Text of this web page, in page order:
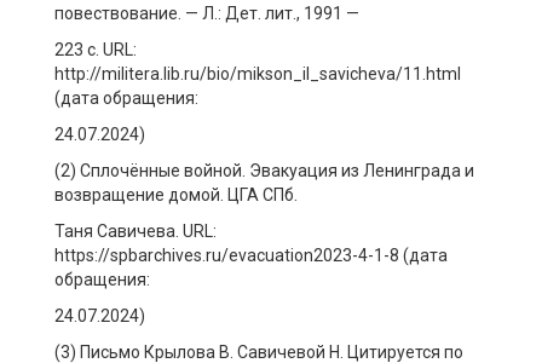
повествование. — Л.: Дет. лит., 1991 —
223 с. URL:
http://militera.lib.ru/bio/mikson_il_savicheva/11.html
(дата обращения:
24.07.2024)
(2) Сплочённые войной. Эвакуация из Ленинграда и
возвращение домой. ЦГА СПб.
Таня Савичева. URL:
https://spbarchives.ru/evacuation2023-4-1-8 (дата
обращения:
24.07.2024)
(3) Письмо Крылова В. Савичевой Н. Цитируется по